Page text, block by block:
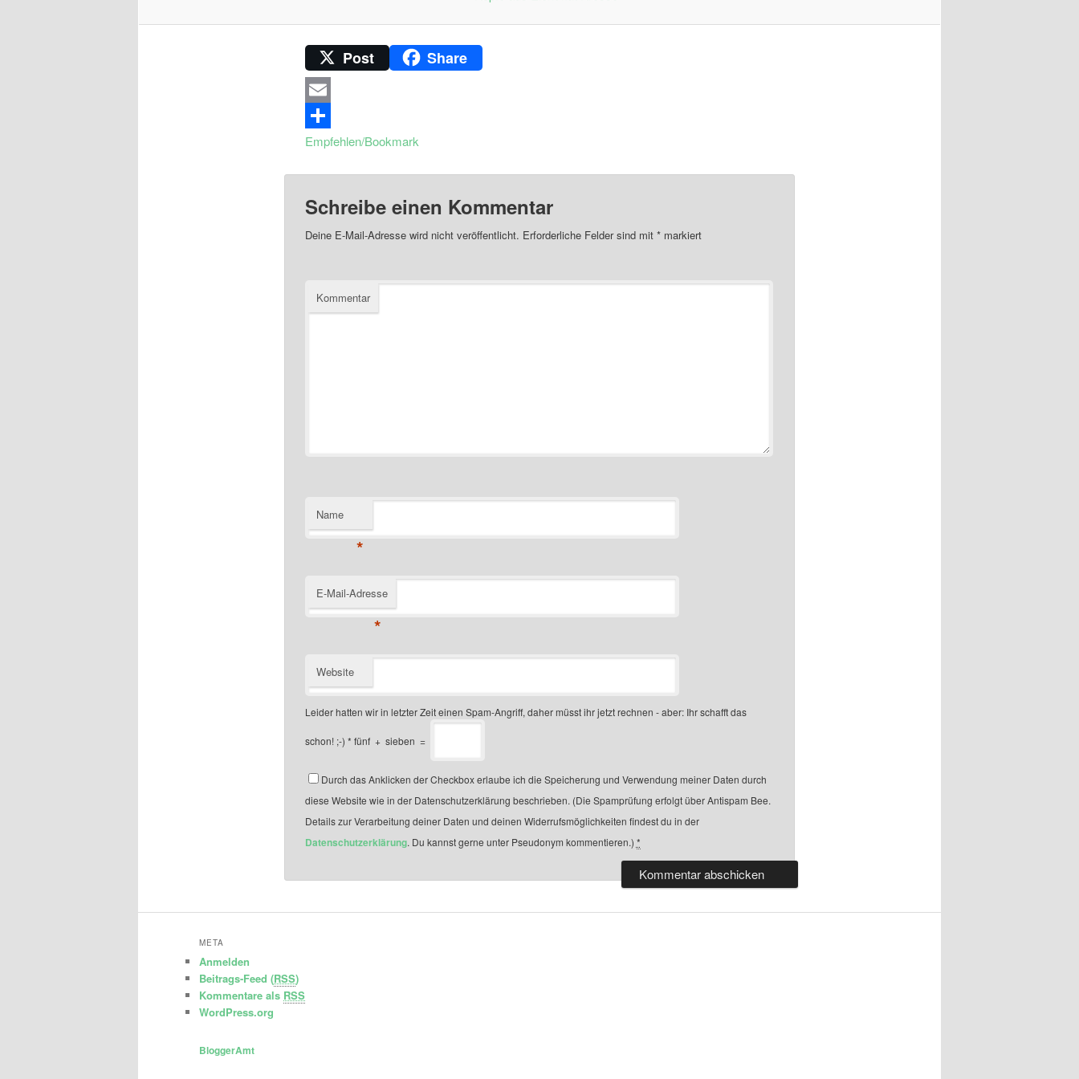
Post Share
Email
Empfehlen/Bookmark
Schreibe einen Kommentar
Deine E-Mail-Adresse wird nicht veröffentlicht. Erforderliche Felder sind mit *markiert
Kommentar
Name
*
E-Mail-Adresse
*
Website
Leider hatten wir in letzter Zeit einen Spam-Angriff, daher müsst ihr jetzt rechnen - aber: Ihr schafft das
schon! ;-) * fünf + sieben =
Durch das Anklicken der Checkbox erlaube ich die Speicherung und Verwendung meiner Daten durch
diese Website wie in der Datenschutzerklärung beschrieben. (Die Spamprüfung erfolgt über Antispam Bee.
Details zur Verarbeitung deiner Daten und deinen Widerrufsmöglichkeiten findest du in der
Datenschutzerklärung. Du kannst gerne unter Pseudonym kommentieren.) *
META
Anmelden
Beitrags-Feed (RSS)
Kommentare als RSS
WordPress.org
BloggerAmt